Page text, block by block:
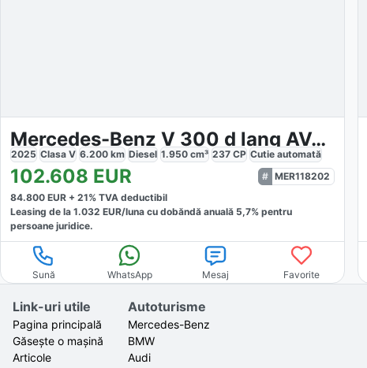
Mercedes-Benz V 300 d lang AVANTGARDE
2025 Clasa V 6.200 km Diesel 1.950 cm³ 237 CP Cutie automată
102.608 EUR
MER118202
84.800 EUR + 21% TVA deductibil
Leasing de la 1.032 EUR/luna cu dobăndă anuală 5,7% pentru
persoane juridice.
Sună WhatsApp Mesaj Favorite
Link-uri utile
Pagina principală
Găsește o mașină
Articole
Autoturisme
Mercedes-Benz
BMW
Audi